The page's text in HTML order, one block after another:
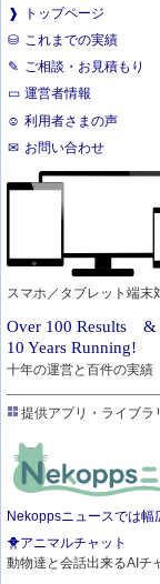
トップページ
これまでの実績
ご相談・お見積もり
運営者情報
利用者さまの声
お問い合わせ
スマホ／タブレット端末
Over 100 Results &
10 Years Running!
十年の運営と百件の実績
提供アプリ・ライブラ
Nekoppsニュースでは幅
🐥アニマルチャット
動物達と会話出来るAIチ